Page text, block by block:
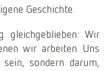
Geschichte.
Wir
wir arbeiten. Uns
sondern darum,